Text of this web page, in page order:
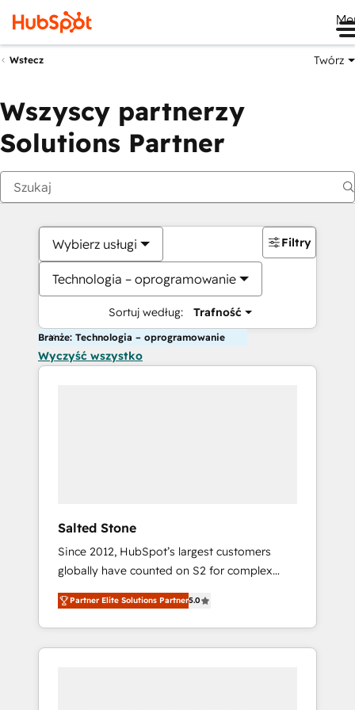
Wstecz Twórz
Wszyscy partnerzy
Solutions Partner
Wybierz usługi
Technologia – oprogramowanie
Sortuj według: Trafność
Filtry
Branże: Technologia – oprogramowanie
Wyczyść wszystko
Salted Stone
Since 2012, HubSpot’s largest customers
globally have counted on S2 for complex
migrations, change management, systems
integration, and creative solutions that
deliver measurable impact and transform
brand experiences As one of the few full-
Partner Elite Solutions Partner5.0